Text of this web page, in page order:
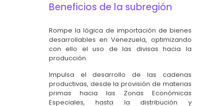
Beneficios de la subregión
Rompe la lógica de importación de bienes
desarrollables en Venezuela, optimizando
con ello el uso de las divisas hacia la
producción.
Impulsa el desarrollo de las cadenas
productivas, desde la provisión de materias
primas hacia las Zonas Económicas
Especiales, hasta la distribución y